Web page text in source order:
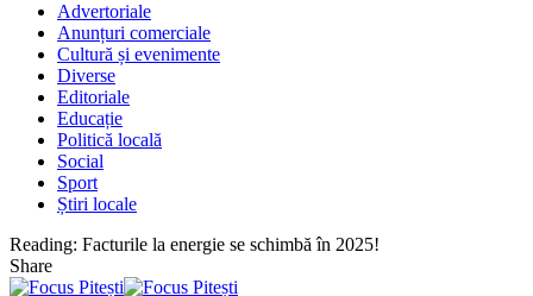
Advertoriale
Anunțuri comerciale
Cultură și evenimente
Diverse
Editoriale
Educație
Politică locală
Social
Sport
Știri locale
Reading: Facturile la energie se schimbă în 2025!
Share